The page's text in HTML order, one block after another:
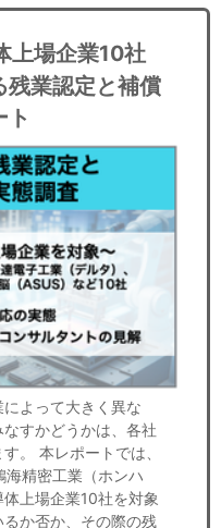
上場企業10社
残業認定と補償
ト
よって大きく異な
すかどうかは、各社
。 本レポートでは、
精密工業（ホンハ
上場企業10社を対象
か否か、その際の残